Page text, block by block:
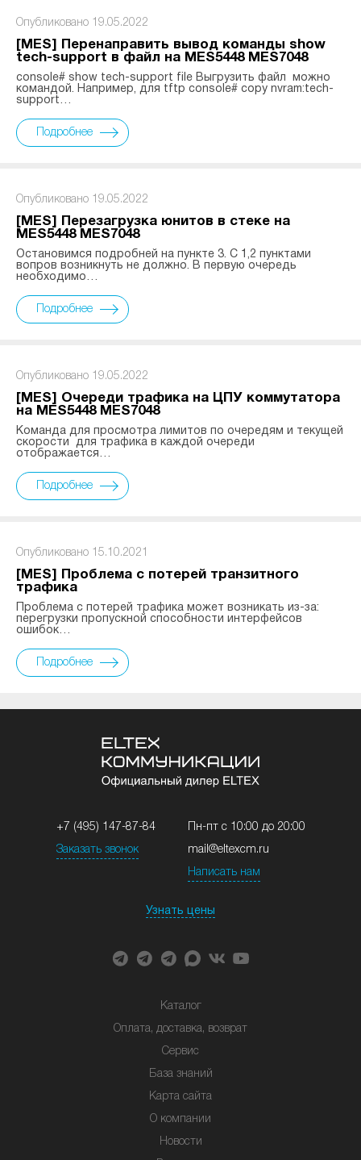
Опубликовано 19.05.2022
[MES] Перенаправить вывод команды show
tech-support в файл на MES5448 MES7048
console# show tech-support file Выгрузить файл можно
командой. Например, для tftp console# copy nvram:tech-
support…
Подробнее
Опубликовано 19.05.2022
[MES] Перезагрузка юнитов в стеке на
MES5448 MES7048
Остановимся подробней на пункте 3. С 1,2 пунктами
вопров возникнуть не должно. В первую очередь
необходимо…
Подробнее
Опубликовано 19.05.2022
[MES] Очереди трафика на ЦПУ коммутатора
на MES5448 MES7048
Команда для просмотра лимитов по очередям и текущей
скорости для трафика в каждой очереди
отображается…
Подробнее
Опубликовано 15.10.2021
[MES] Проблема с потерей транзитного
трафика
Проблема с потерей трафика может возникать из-за:
перегрузки пропускной способности интерфейсов
ошибок…
Подробнее
+7 (495) 147-87-84
Заказать звонок
Пн-пт с 10:00 до 20:00
mail@eltexcm.ru
Написать нам
Узнать цены
Каталог
Оплата, доставка, возврат
Сервис
База знаний
Карта сайта
О компании
Новости